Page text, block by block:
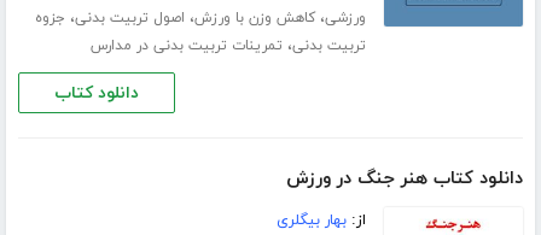
ورزشی،کاهش وزن با ورزش، اصول تربیت بدنی، جزوه
تربیت بدنی، تمرینات تربیت بدنی در مدارس
دانلود کتاب
دانلود کتاب هنر جنگ در ورزش
از:بهار بیگلری